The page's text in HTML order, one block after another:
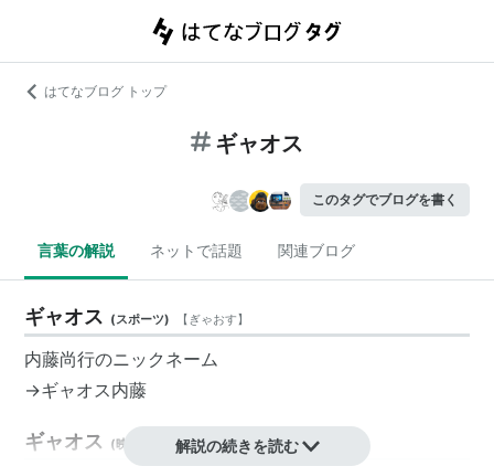
はてなブログ トップ
ギャオス
このタグでブログを書く
言葉の解説 ネットで話題 関連ブログ
ギャオス (スポーツ) 【ぎゃおす】
内藤尚行のニックネーム
→ギャオス内藤
ギャオス (映画 ぎゃおす】
解説の続きを読む